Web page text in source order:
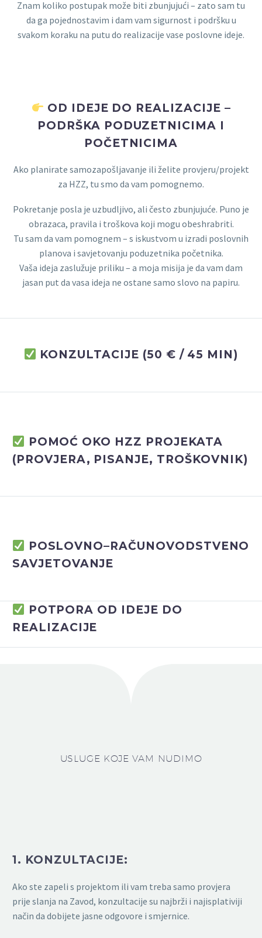
Znam koliko postupak može biti zbunjujući – zato sam tu
da ga pojednostavim i dam vam sigurnost i podršku u
svakom koraku na putu do realizacije vase poslovne ideje.
OD IDEJE DO REALIZACIJE –
PODRŠKA PODUZETNICIMA I
POČETNICIMA
Ako planirate samozapošljavanje ili želite provjeru/projekt
za HZZ, tu smo da vam pomognemo.
Pokretanje posla je uzbudljivo, ali često zbunjujuće. Puno je
obrazaca, pravila i troškova koji mogu obeshrabriti.
Tu sam da vam pomognem – s iskustvom u izradi poslovnih
planova i savjetovanju poduzetnika početnika.
Vaša ideja zaslužuje priliku – a moja misija je da vam dam
jasan put da vasa ideja ne ostane samo slovo na papiru.
KONZULTACIJE (50 € / 45 MIN)
POMOĆ OKO HZZ PROJEKATA
(PROVJERA, PISANJE, TROŠKOVNIK)
POSLOVNO–RAČUNOVODSTVENO
SAVJETOVANJE
POTPORA OD IDEJE DO
REALIZACIJE
USLUGE KOJE VAM NUDIMO
1. KONZULTACIJE:
Ako ste zapeli s projektom ili vam treba samo provjera
prije slanja na Zavod, konzultacije su najbrži i najisplativiji
način da dobijete jasne odgovore i smjernice.